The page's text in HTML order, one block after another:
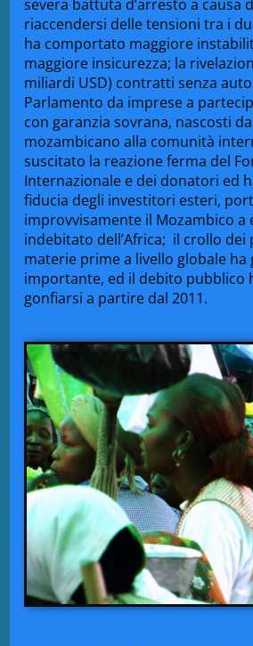
severa battuta d’arresto a causa
riaccendersi delle tensioni tra i
ha comportato maggiore
maggiore insicurezza; la
miliardi USD) contratti senza
Parlamento da imprese a
con garanzia sovrana, nascosti
mozambicano alla comunità
suscitato la reazione ferma del
Internazionale e dei donatori ed
fiducia degli investitori esteri,
improvvisamente il Mozambico a
indebitato dell’Africa; il crollo dei
materie prime a livello globale
importante, ed il debito pubblico
gonfiarsi a partire dal 2011.